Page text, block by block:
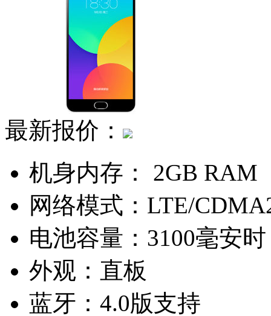
最新报价：
机身内存：
2GB RAM
网络模式： LTE/
电池容量： 3100毫安时
外观： 直板
蓝牙： 4.0版支持